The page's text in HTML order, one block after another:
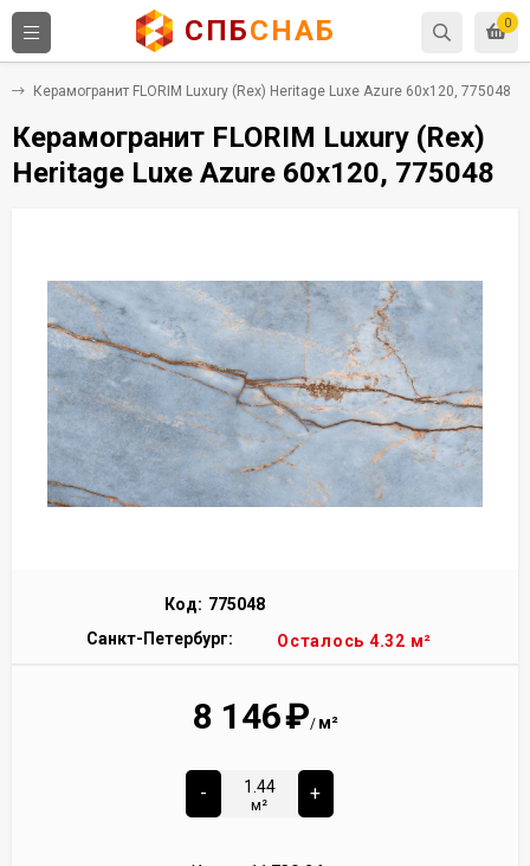
0
СПБСНАБ
Керамогранит FLORIM Luxury (Rex) Heritage Luxe Azure 60x120, 775048
Керамогранит FLORIM Luxury (Rex)
Heritage Luxe Azure 60x120, 775048
Код: 775048
Санкт-Петербург:
Осталось 4.32 м²
8 146₽/ м²
-
м²
+